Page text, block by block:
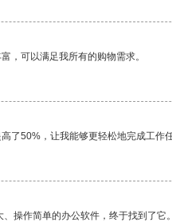
，可以满足我所有的购物需求。
了50%，让我能够更轻松地完成工作
操作简单的办公软件，终于找到了